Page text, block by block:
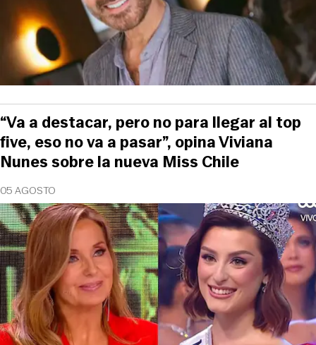
05 AGOSTO
“Va a destacar, pero no para llegar al top
five, eso no va a pasar”, opina Viviana
Nunes sobre la nueva Miss Chile